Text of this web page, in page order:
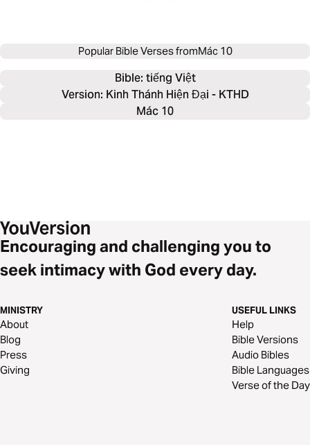
Popular Bible Verses fromMác 10
Bible: tiếng Việt
Version: Kinh Thánh Hiện Đại - KTHD
Mác 10
Encouraging and challenging you to
seek intimacy with God every day.
MINISTRY
About
Blog
Press
Giving
USEFUL LINKS
Help
Bible Versions
Audio Bibles
Bible Languages
Verse of the Day